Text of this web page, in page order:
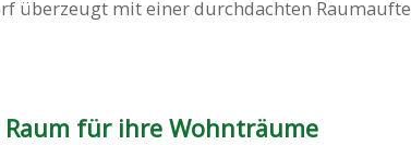
überzeugt mit einer durchdachten
Raum für ihre Wohnträume